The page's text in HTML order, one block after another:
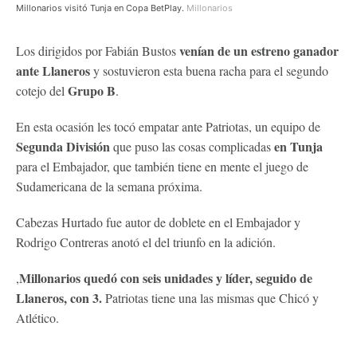
Millonarios visitó Tunja en Copa BetPlay. Millonarios
Los dirigidos por Fabián Bustosvenían de un estreno ganador
ante Llanerosy sostuvieron esta buena racha para el segundo
cotejo del Grupo B.
En esta ocasión les tocó empatar ante Patriotas, un equipo de
Segunda Divisiónque puso las cosas complicadasen Tunja
para el Embajador, que también tiene en mente el juego de
Sudamericana de la semana próxima.
Cabezas Hurtado fue autor de doblete en el Embajador y
Rodrigo Contreras anotó el del triunfo en la adición.
,Millonarios quedó conseis unidades y líder, seguido de
Llaneros, con 3.Patriotas tiene una las mismas que Chicó y
Atlético.